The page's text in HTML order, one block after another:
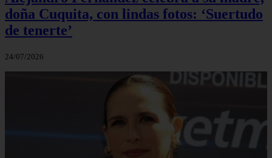
doña Cuquita, con lindas fotos: ‘Suertudo
de tenerte’
24/07/2026